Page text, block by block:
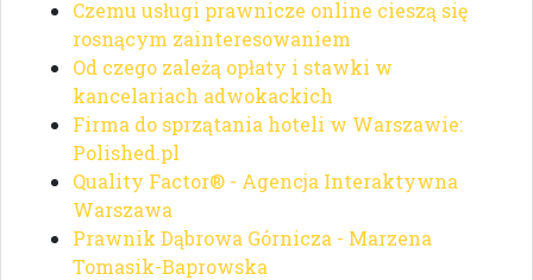
Czemu usługi prawnicze online cieszą się
rosnącym zainteresowaniem
Od czego zależą opłaty i stawki w
kancelariach adwokackich
Firma do sprzątania hoteli w Warszawie:
Polished.pl
Quality Factor® - Agencja Interaktywna
Warszawa
Prawnik Dąbrowa Górnicza - Marzena
Tomasik-Baprowska